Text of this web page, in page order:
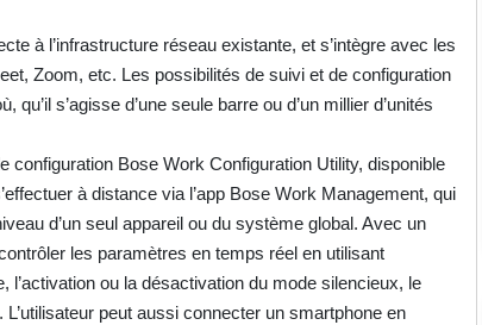
à l’infrastructure réseau existante, et s’intègre avec les
Zoom, etc. Les possibilités de suivi et de configuration
s’agisse d’une seule barre ou d’un millier d’unités
configuration Bose Work Configuration Utility, disponible
à distance via l’app Bose Work Management, qui
d’un seul appareil ou du système global. Avec un
les paramètres en temps réel en utilisant
l’activation ou la désactivation du mode silencieux, le
peut aussi connecter un smartphone en